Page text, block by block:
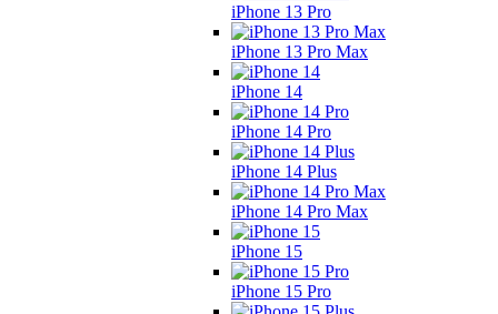
iPhone 13 Pro
iPhone 13 Pro Max
iPhone 14
iPhone 14 Pro
iPhone 14 Plus
iPhone 14 Pro Max
iPhone 15
iPhone 15 Pro